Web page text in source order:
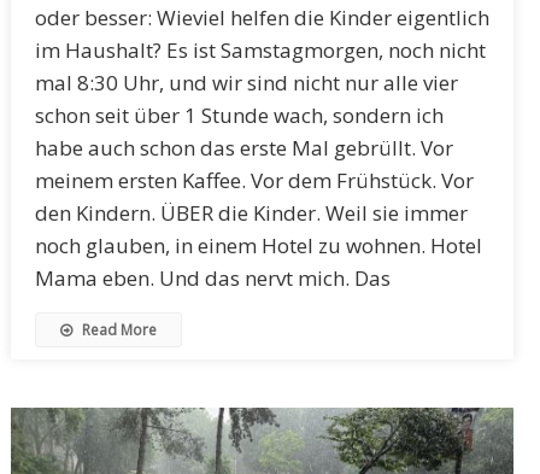
oder besser: Wieviel helfen die Kinder eigentlich
im Haushalt? Es ist Samstagmorgen, noch nicht
mal 8:30 Uhr, und wir sind nicht nur alle vier
schon seit über 1 Stunde wach, sondern ich
habe auch schon das erste Mal gebrüllt. Vor
meinem ersten Kaffee. Vor dem Frühstück. Vor
den Kindern. ÜBER die Kinder. Weil sie immer
noch glauben, in einem Hotel zu wohnen. Hotel
Mama eben. Und das nervt mich. Das
Read More